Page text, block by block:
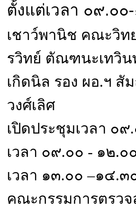
ตั้งแต่เวลา ๐๙.๐
เชาว์พานิช คณะวิท
รวิทย์ ตัณฑนะเทวิน
เกิดนิล รอง ผอ.ฯ สั
วงศ์เลิศ
เปิดประชุมเวลา ๐๙
เวลา ๐๙.๐๐ - ๑๒.
เวลา ๑๓.๐๐ –๑๔.๓
คณะกรรมการตรว